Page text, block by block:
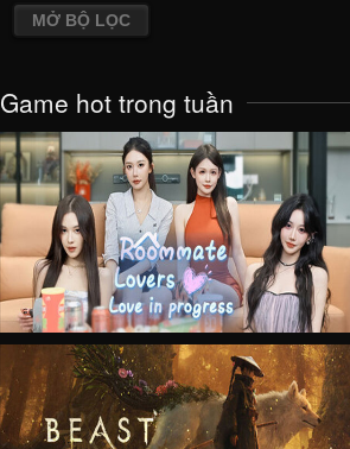
MỞ BỘ LỌC
Game hot trong tuần
VIEW
VIEW